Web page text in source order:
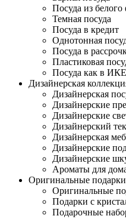
Посуда из белого
Темная посуда
Посуда в кредит
Однотонная
Посуда в
Пластиковая
Посуда как в
Дизайнерская
Дизайнерская
Дизайнерские
Дизайнерские
Дизайнерский
Дизайнерская
Дизайнерские
Дизайнерские
Ароматы для
Оригинальные подарки
Оригинальные
Подарки с
Подарочные